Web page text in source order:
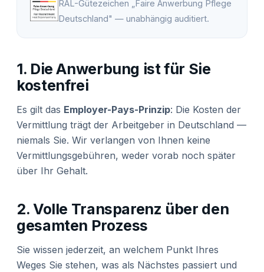
RAL-Gütezeichen „Faire Anwerbung Pflege
Deutschland" — unabhängig auditiert.
1. Die Anwerbung ist für Sie
kostenfrei
Es gilt das Employer-Pays-Prinzip: Die Kosten der
Vermittlung trägt der Arbeitgeber in Deutschland —
niemals Sie. Wir verlangen von Ihnen keine
Vermittlungsgebühren, weder vorab noch später
über Ihr Gehalt.
2. Volle Transparenz über den
gesamten Prozess
Sie wissen jederzeit, an welchem Punkt Ihres
Weges Sie stehen, was als Nächstes passiert und